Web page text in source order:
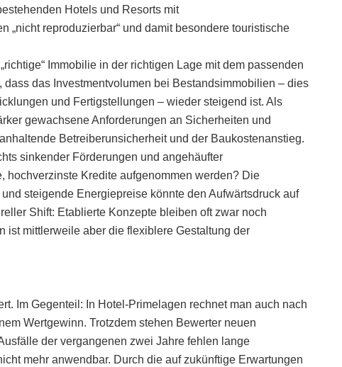
Hotels und Resorts mit
„nicht reproduzierbar“ und damit besondere touristische
Immobilie in der richtigen Lage mit dem passenden
dass das Investmentvolumen bei Bestandsimmobilien – dies
und Fertigstellungen – wieder steigend ist. Als
gewachsene Anforderungen an Sicherheiten und
Betreiberunsicherheit und der Baukostenanstieg.
sinkender Förderungen und angehäufter
hochverzinste Kredite aufgenommen werden? Die
steigende Energiepreise könnte den Aufwärtsdruck auf
Shift: Etablierte Konzepte bleiben oft zwar noch
ist mittlerweile aber die flexiblere Gestaltung der
Im Gegenteil: In Hotel-Primelagen rechnet man auch nach
Wertgewinn. Trotzdem stehen Bewerter neuen
der vergangenen zwei Jahre fehlen lange
mehr anwendbar. Durch die auf zukünftige Erwartungen